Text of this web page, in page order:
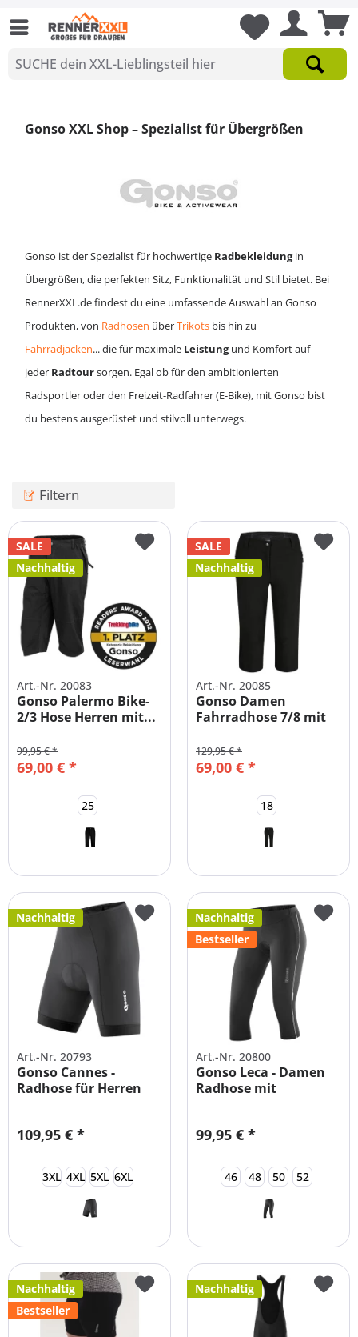
(1)
Gonso XXL Shop – Spezialist für Übergrößen
Gonso ist der Spezialist für hochwertige Radbekleidungin
Übergrößen, die perfekten Sitz, Funktionalität und Stil bietet. Bei
RennerXXL.de findest du eine umfassende Auswahl an Gonso
Produkten, von Radhosen überTrikots bis hin zu
Fahrradjacken... die für maximale Leistungund Komfort auf
jeder Radtoursorgen. Egal ob für den ambitionierten
Radsportler oder den Freizeit-Radfahrer (E-Bike), mitGonso bist
du bestens ausgerüstet und stilvoll unterwegs.
Filtern
SALE
Nachhaltig
Art.-Nr. 20083
Gonso Palermo Bike-
2/3 Hose Herren mit...
69,00 € *
99,95 € *
25
SALE
Nachhaltig
Art.-Nr. 20085
Gonso Damen
Fahrradhose 7/8 mit
69,00 € *
129,95 € *
18
Nachhaltig
Art.-Nr. 20793
Gonso Cannes -
Radhose für Herren
109,95 € *
3XL 4XL 5XL 6XL
Nachhaltig
Bestseller
Art.-Nr. 20800
Gonso Leca - Damen
Radhose mit
99,95 € *
46 48 50 52
Nachhaltig
Bestseller
Nachhaltig